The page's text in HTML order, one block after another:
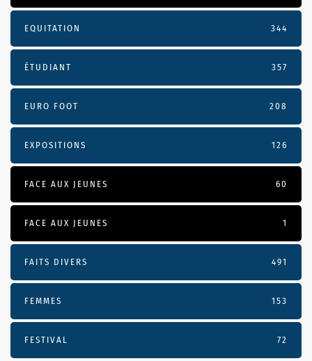
EQUITATION 344
ÉTUDIANT 357
EURO FOOT 208
EXPOSITIONS 126
FACE AUX JEUNES 60
FACE AUX JEUNES 1
FAITS DIVERS 491
FEMMES 153
FESTIVAL 72